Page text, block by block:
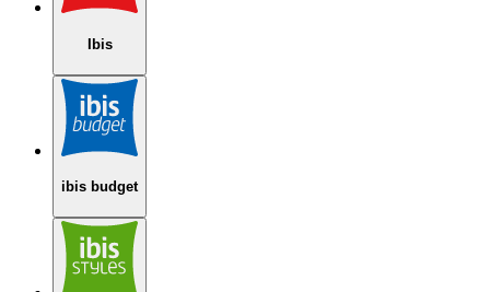
Ibis
ibis budget